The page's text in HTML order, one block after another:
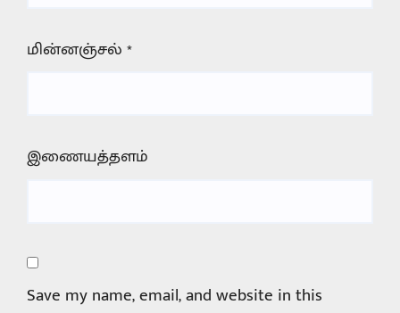
மின்னஞ்சல்*
இணையத்தளம்
Save my name, email, and website in this